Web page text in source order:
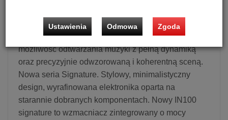
Dwa potężne transformatory (po 330 VA każdy) dają
możliwość odtwarzania muzyki z pełną dynamiką
oraz precyzyjnie odwzorowaną i koherentną sceną.
Nowa seria Signature. Stylowy, minimalistyczny
design, wyrafinowana elektronika oparta na
starannie dobranych komponentach. Nowy IN100
signature to wzmacniacz zintegrowany o mocy
Ustawienia Odmowa Zgoda